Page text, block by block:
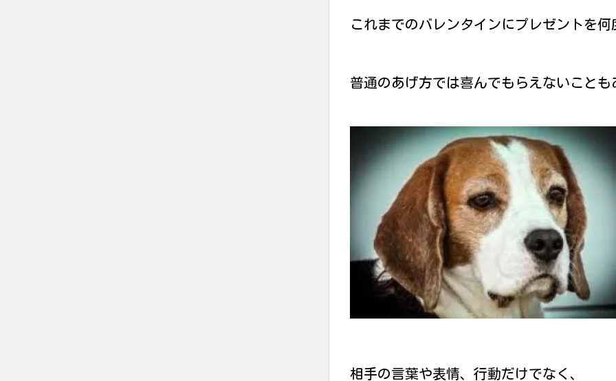
これまでのバレンタインにプレゼントを
普通のあげ方では喜んでもらえないことも
相手の言葉や表情、行動だけでなく、